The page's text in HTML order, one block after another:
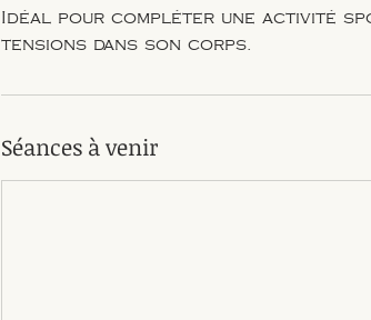
Idéal pour compléter une activité
tensions dans son corps.
Séances à venir